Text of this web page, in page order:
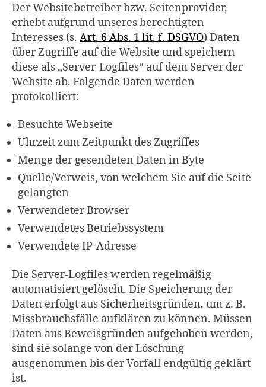
Der Websitebetreiber bzw. Seitenprovider,
erhebt aufgrund unseres berechtigten
Interesses (s. Art. 6 Abs. 1 lit. f. DSGVO) Daten
über Zugriffe auf die Website und speichern
diese als „Server-Logfiles“ auf dem Server der
Website ab. Folgende Daten werden
protokolliert:
Besuchte Webseite
Uhrzeit zum Zeitpunkt des Zugriffes
Menge der gesendeten Daten in Byte
Quelle/Verweis, von welchem Sie auf die Seite
gelangten
Verwendeter Browser
Verwendetes Betriebssystem
Verwendete IP-Adresse
Die Server-Logfiles werden regelmäßig
automatisiert gelöscht. Die Speicherung der
Daten erfolgt aus Sicherheitsgründen, um z. B.
Missbrauchsfälle aufklären zu können. Müssen
Daten aus Beweisgründen aufgehoben werden,
sind sie solange von der Löschung
ausgenommen bis der Vorfall endgültig geklärt
ist.